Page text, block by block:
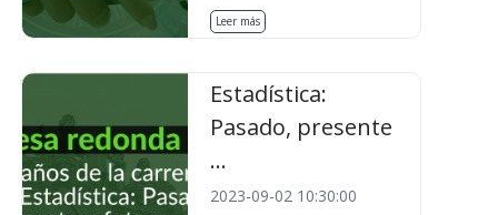
Leer más
Estadística:
Pasado, presente
...
2023-09-02 10:30:00